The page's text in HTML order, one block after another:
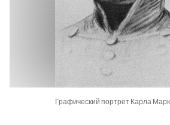
Графический портрет Карла